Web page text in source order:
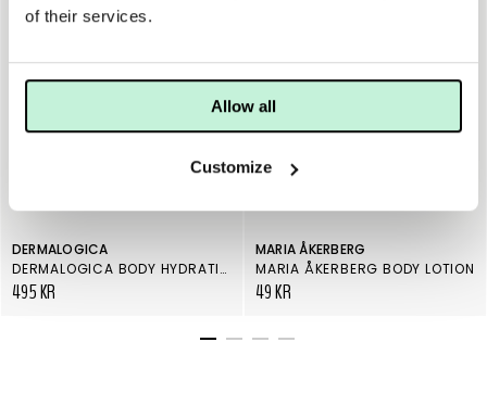
of their services.
Allow all
Customize
DERMALOGICA
DERMALOGICA BODY HYDRATING CREAM
495 KR
MARIA ÅKERBERG
MARIA ÅKERBERG BODY LOTION
49 KR